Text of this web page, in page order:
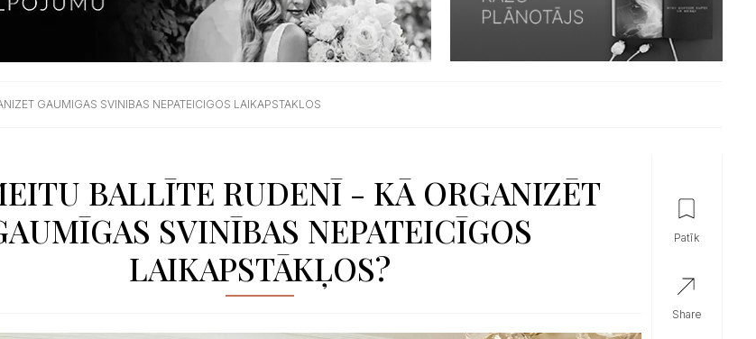
GAUMIGAS SVINIBAS NEPATEICIGOS LAIKAPSTAKLOS
BALLĪTE RUDENĪ - KĀ ORGANIZĒT
SVINĪBAS NEPATEICĪGOS
LAIKAPSTĀKĻOS?
patīk
share